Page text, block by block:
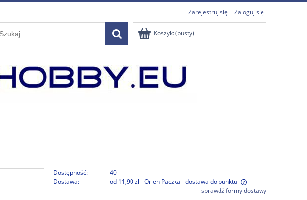
Zarejestruj się Zaloguj się
Koszyk:(pusty)
Dostępność:
40
Dostawa:
od 11,90 zł- Orlen Paczka - dostawa do punktu
sprawdź formy dostawy